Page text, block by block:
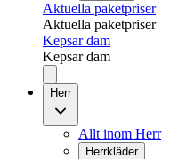
Aktuella paketpriser
Aktuella paketpriser
Kepsar dam
Kepsar dam
Herr
Allt inom Herr
Herrkläder